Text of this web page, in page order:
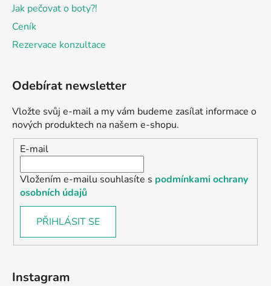
Jak pečovat o boty?!
Ceník
Rezervace konzultace
Odebírat newsletter
Vložte svůj e-mail a my vám budeme zasílat informace o
nových produktech na našem e-shopu.
E-mail
Vložením e-mailu souhlasíte s podmínkami ochrany
osobních údajů
PŘIHLÁSIT SE
Instagram